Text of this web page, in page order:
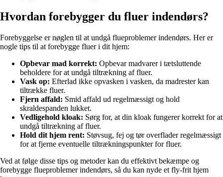
Hvordan forebygger du fluer indendørs?
Forebyggelse er nøglen til at undgå flueproblemer indendørs. Her er
nogle tips til at forebygge fluer i dit hjem:
Opbevar mad korrekt: Opbevar madvarer i tætsluttende
beholdere for at undgå tiltrækning af fluer.
Vask op: Efterlad ikke opvasken i vasken, da madrester kan
tiltrække fluer.
Fjern affald: Smid affald ud regelmæssigt og hold
skraldespanden lukket.
Vedligehold kloak: Sørg for, at din kloak fungerer korrekt for at
undgå tiltrækning af fluer.
Hold dit hjem rent: Støvsug, fej og tør overflader regelmæssigt
for at fjerne eventuelle tiltrækningspunkter for fluer.
Ved at følge disse tips og metoder kan du effektivt bekæmpe og
forebygge flueproblemer indendørs, så du kan nyde et fly-frit hjem